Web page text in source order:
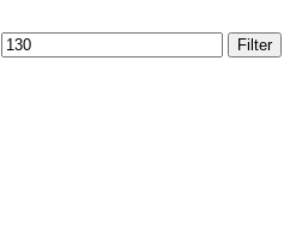
Maximálna
Filter